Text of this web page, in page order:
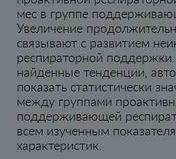
мес в группе
Увеличение
связывают с развитием
респираторной
найденные тенденции,
показать статистически
между группами
поддерживающей
всем изученным
характеристик.